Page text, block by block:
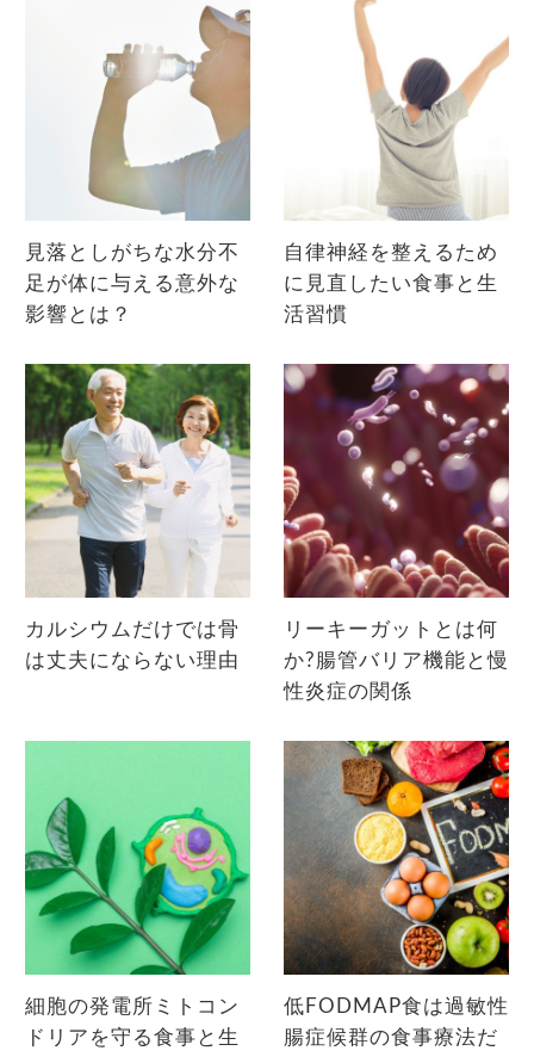
見落としがちな水分不
足が体に与える意外な
影響とは？
自律神経を整えるため
に見直したい食事と生
活習慣
カルシウムだけでは骨
は丈夫にならない理由
リーキーガットとは何
か?腸管バリア機能と慢
性炎症の関係
細胞の発電所ミトコン
ドリアを守る食事と生
低FODMAP食は過敏性
腸症候群の食事療法だ